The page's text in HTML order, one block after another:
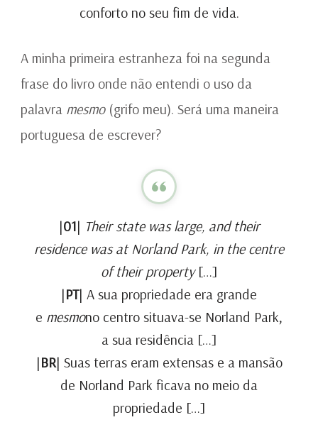
conforto no seu fim de vida.
A minha primeira estranheza foi na segunda
frase do livro onde não entendi o uso da
palavra mesmo(grifo meu). Será uma maneira
portuguesa de escrever?
|01| Their state was large, and their
residence was at Norland Park, in the centre
of their property […]
|PT| A sua propriedade era grande
e mesmono centro situava-se Norland Park,
a sua residência […]
|BR| Suas terras eram extensas e a mansão
de Norland Park ficava no meio da
propriedade […]